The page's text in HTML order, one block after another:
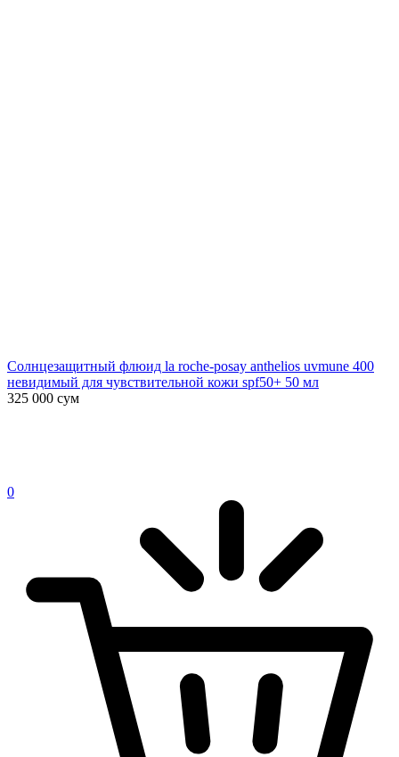
Солнцезащитный флюид la roche-posay anthelios uvmune 400
невидимый для чувствительной кожи spf50+ 50 мл
325 000 сум
0